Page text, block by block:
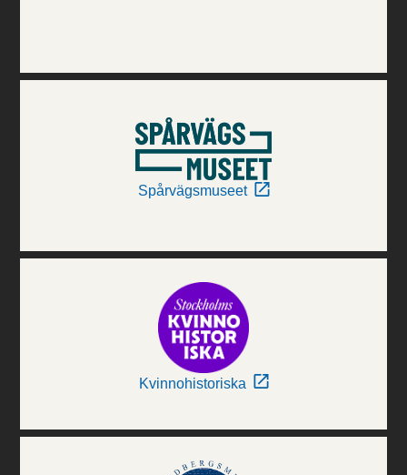
Spårvägsmuseet
Kvinnohistoriska